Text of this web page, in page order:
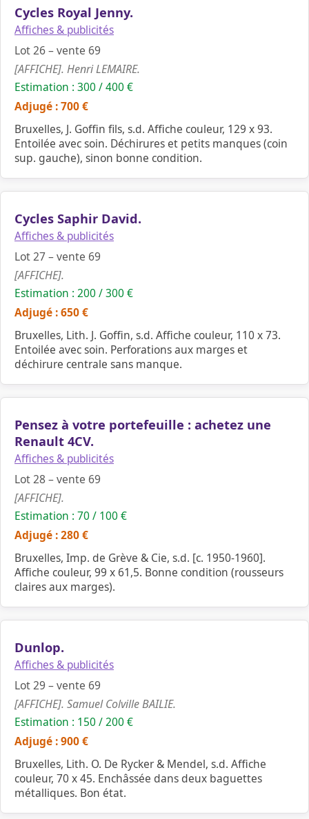
Cycles Royal Jenny.
Affiches & publicités
Lot 26 – vente 69
[AFFICHE]. Henri LEMAIRE.
Estimation : 300 / 400 €
Adjugé : 700 €
Bruxelles, J. Goffin fils, s.d. Affiche couleur, 129 x 93.
Entoilée avec soin. Déchirures et petits manques (coin
sup. gauche), sinon bonne condition.
Cycles Saphir David.
Affiches & publicités
Lot 27 – vente 69
[AFFICHE].
Estimation : 200 / 300 €
Adjugé : 650 €
Bruxelles, Lith. J. Goffin, s.d. Affiche couleur, 110 x 73.
Entoilée avec soin. Perforations aux marges et
déchirure centrale sans manque.
Pensez à votre portefeuille : achetez une
Renault 4CV.
Affiches & publicités
Lot 28 – vente 69
[AFFICHE].
Estimation : 70 / 100 €
Adjugé : 280 €
Bruxelles, Imp. de Grève & Cie, s.d. [c. 1950-1960].
Affiche couleur, 99 x 61,5. Bonne condition (rousseurs
claires aux marges).
Dunlop.
Affiches & publicités
Lot 29 – vente 69
[AFFICHE]. Samuel Colville BAILIE.
Estimation : 150 / 200 €
Adjugé : 900 €
Bruxelles, Lith. O. De Rycker & Mendel, s.d. Affiche
couleur, 70 x 45. Enchâssée dans deux baguettes
métalliques. Bon état.